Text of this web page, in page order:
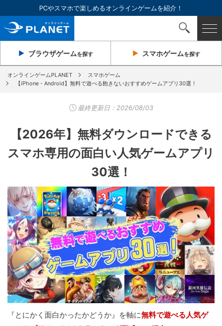
PCやスマホで楽しめるオンラインゲームを紹介！
ブラウザゲームを探す スマホゲームを探す
オンラインゲームPLANET
スマホゲーム
【iPhone・Android】無料で遊べる飽きないおすすめゲームアプリ30選！
最終更新日： 2026/08/03
【2026年】無料ダウンロードできる
スマホ専用の面白い人気ゲームアプリ
30選！
『とにかく面白かったかどうか』を軸に無料で遊べる人気ゲ